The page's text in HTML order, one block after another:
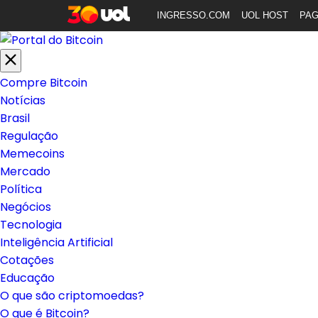
INGRESSO.COM UOL HOST
Compre Bitcoin
Notícias
Brasil
Regulação
Memecoins
Mercado
Política
Negócios
Tecnologia
Inteligência Artificial
Cotações
Educação
O que são criptomoedas?
O que é Bitcoin?